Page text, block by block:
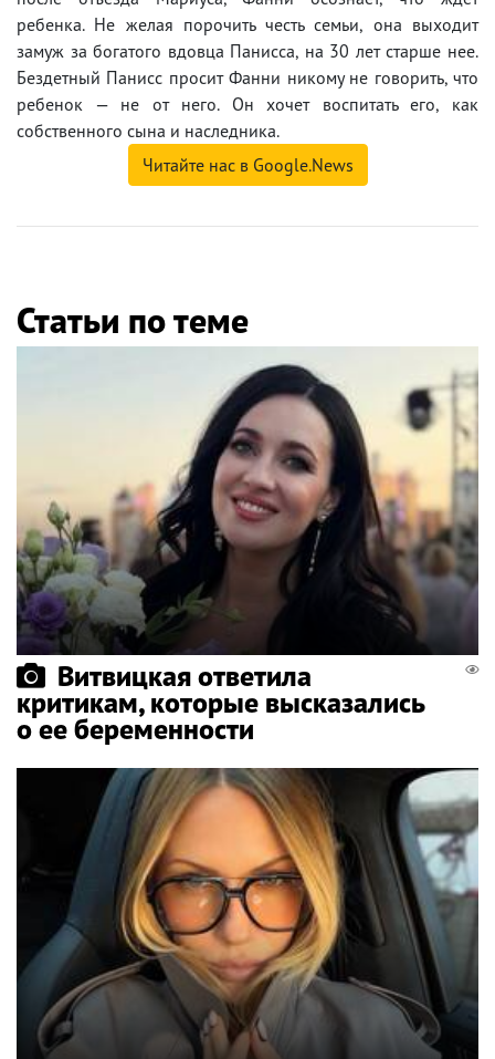
ребенка. Не желая порочить честь семьи, она выходит
замуж за богатого вдовца Панисса, на 30 лет старше нее.
Бездетный Панисс просит Фанни никому не говорить, что
ребенок — не от него. Он хочет воспитать его, как
собственного сына и наследника.
Читайте нас в Google.News
Статьи по теме
Витвицкая ответила
критикам, которые высказались
о ее беременности